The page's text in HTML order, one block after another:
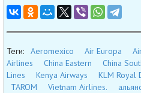
Теги: Aeromexico Air Europa
Airlines
China Eastern China
Lines
Kenya Airways KLM Royal
TAROM
Vietnam Airlines.